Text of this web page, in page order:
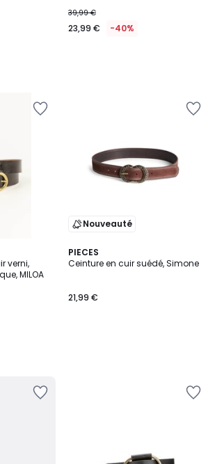
39,99 €
23,99 € -40%
verni,
MILOA
Nouveauté
PIECES
Ceinture en cuir suédé, Simone
21,99 €